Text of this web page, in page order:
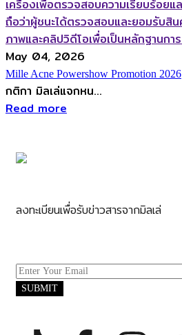
May 04, 2026
Mille Acne Powershow Promotion 2026
กติกา มิลเล่แจกหน...
Read more
ลงทะเบียนเพื่อรับข่าวสารจากมิลเล่